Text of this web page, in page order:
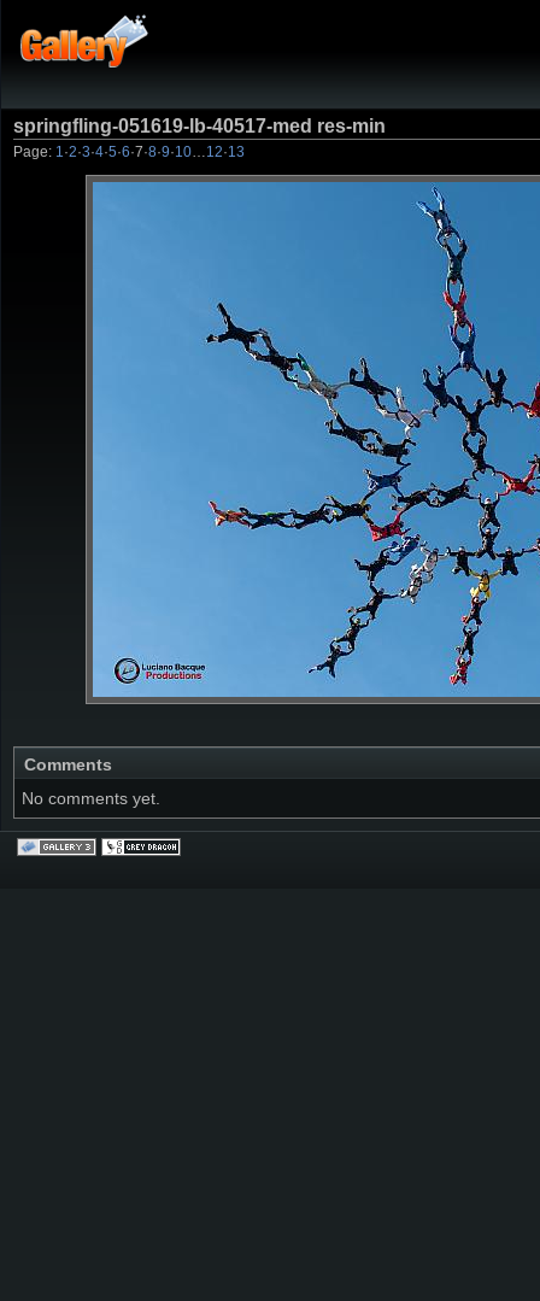
springfling-051619-lb-40517-med res-min
Page: 1 ·2·3·4·5·6·7·8·9·10 12·13
Comments
No comments yet.